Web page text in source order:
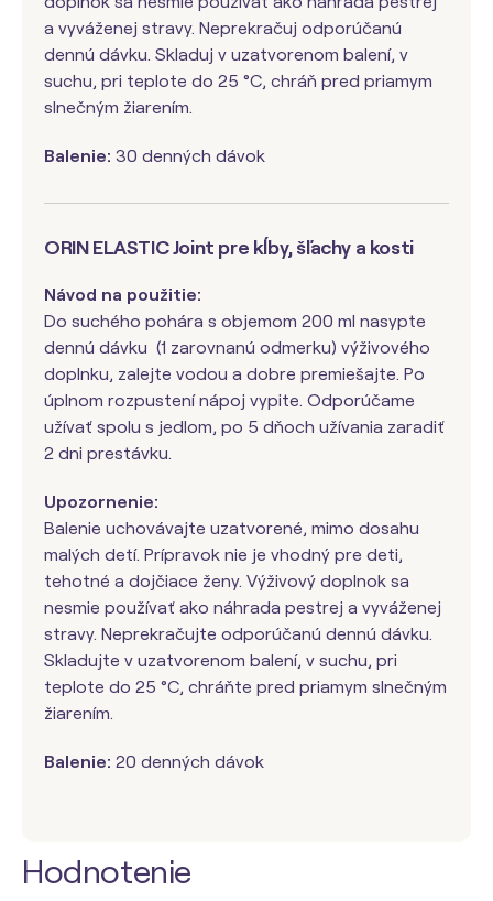
a vyváženej stravy. Neprekračuj odporúčanú
dennú dávku. Skladuj v uzatvorenom balení, v
suchu, pri teplote do 25 °C, chráň pred priamym
slnečným žiarením.
Balenie: 30 denných dávok
ORIN ELASTIC Joint pre kĺby, šľachy a kosti
Návod na použitie:
Do suchého pohára s objemom 200 ml nasypte
dennú dávku (1 zarovnanú odmerku) výživového
doplnku, zalejte vodou a dobre premiešajte. Po
úplnom rozpustení nápoj vypite. Odporúčame
užívať spolu s jedlom, po 5 dňoch užívania zaradiť
2 dni prestávku.
Upozornenie:
Balenie uchovávajte uzatvorené, mimo dosahu
malých detí. Prípravok nie je vhodný pre deti,
tehotné a dojčiace ženy. Výživový doplnok sa
nesmie používať ako náhrada pestrej a vyváženej
stravy. Neprekračujte odporúčanú dennú dávku.
Skladujte v uzatvorenom balení, v suchu, pri
teplote do 25 °C, chráňte pred priamym slnečným
žiarením.
Balenie: 20 denných dávok
Hodnotenie